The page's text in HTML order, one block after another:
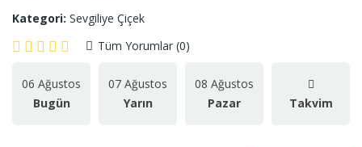
Kategori: Sevgiliye Çiçek
Tüm Yorumlar (0)
06 Ağustos
Bugün
07 Ağustos
Yarın
08 Ağustos
Pazar
Takvim